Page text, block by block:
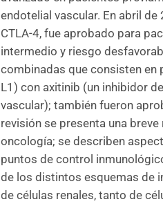
endotelial vascular. En abril
CTLA-4, fue aprobado para
intermedio y riesgo
combinadas que consisten en
L1) con axitinib (un inhibidor
vascular); también fueron
revisión se presenta una
oncología; se describen
puntos de control
de los distintos esquemas de
de células renales, tanto de